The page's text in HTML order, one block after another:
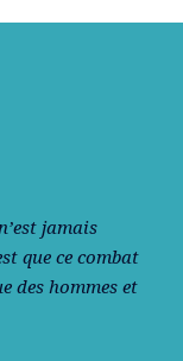
jamais
que ce combat
des hommes et